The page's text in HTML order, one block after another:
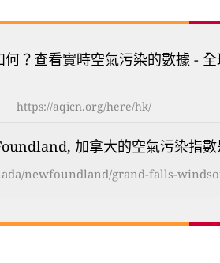
？查看實時空氣污染的數據 - 全
https://aqicn.org/here/hk/
加拿大的空氣污染指數
newfoundland/grand-falls-